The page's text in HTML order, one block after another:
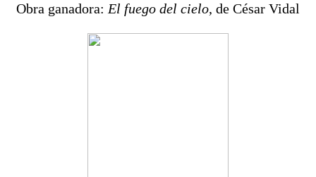
Obra ganadora: El fuego del cielo, de César Vidal